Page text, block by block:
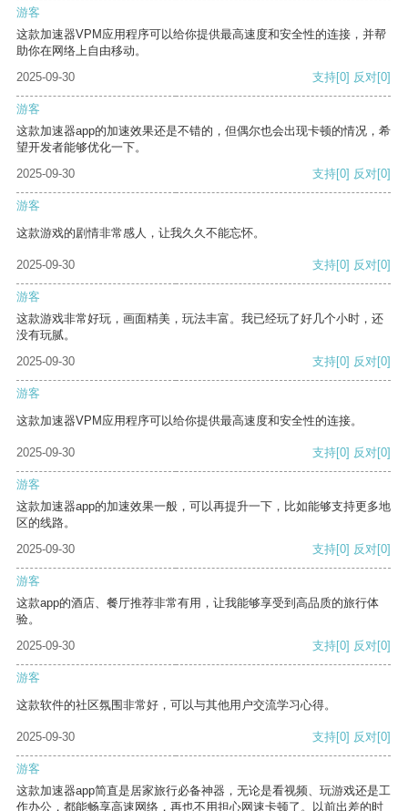
游客
这款加速器VPM应用程序可以给你提供最高速度和安全性的连接，并帮
助你在网络上自由移动。
2025-09-30
支持[0] 反对[0]
游客
这款加速器app的加速效果还是不错的，但偶尔也会出现卡顿的情况，希
望开发者能够优化一下。
2025-09-30
支持[0] 反对[0]
游客
这款游戏的剧情非常感人，让我久久不能忘怀。
2025-09-30 支持[0] 反对[0]
游客
这款游戏非常好玩，画面精美，玩法丰富。我已经玩了好几个小时，还
没有玩腻。
2025-09-30
支持[0] 反对[0]
游客
这款加速器VPM应用程序可以给你提供最高速度和安全性的连接。
2025-09-30 支持[0] 反对[0]
游客
这款加速器app的加速效果一般，可以再提升一下，比如能够支持更多地
区的线路。
2025-09-30
支持[0] 反对[0]
游客
这款app的酒店、餐厅推荐非常有用，让我能够享受到高品质的旅行体
验。
2025-09-30
支持[0] 反对[0]
游客
这款软件的社区氛围非常好，可以与其他用户交流学习心得。
2025-09-30 支持[0] 反对[0]
游客
这款加速器app简直是居家旅行必备神器，无论是看视频、玩游戏还是工
作办公，都能畅享高速网络，再也不用担心网速卡顿了。以前出差的时